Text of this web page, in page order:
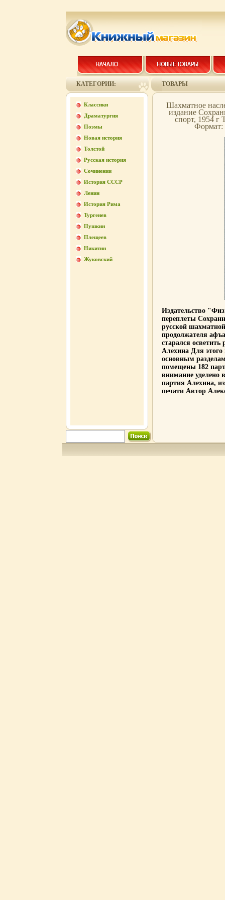
КАТЕГОРИИ:
Классики
Драматургия
Поэмы
Новая история
Толстой
Русская история
Сочинении
История СССР
Ленин
История Рима
Тургенев
Пушкин
Плещеев
Никитин
Жуковский
ТОВАРЫ
Шахматное
издание
спорт, 1954 г
Формат:
Издательство
переплеты
русской
продолжателя
старался
Алехина Для
основным
помещены 182
внимание уделено
партия Алехина,
печати Автор